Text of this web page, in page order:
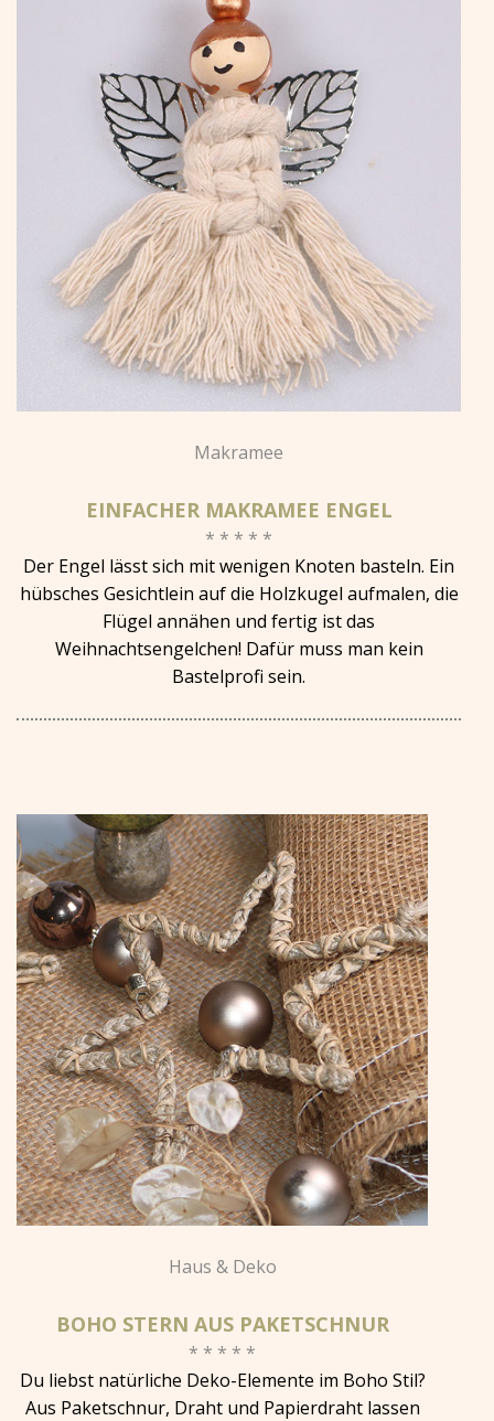
Makramee
EINFACHER MAKRAMEE ENGEL
* * * * *
Der Engel lässt sich mit wenigen Knoten basteln. Ein
hübsches Gesichtlein auf die Holzkugel aufmalen, die
Flügel annähen und fertig ist das
Weihnachtsengelchen! Dafür muss man kein
Bastelprofi sein.
Haus & Deko
BOHO STERN AUS PAKETSCHNUR
* * * * *
Du liebst natürliche Deko-Elemente im Boho Stil?
Aus Paketschnur, Draht und Papierdraht lassen